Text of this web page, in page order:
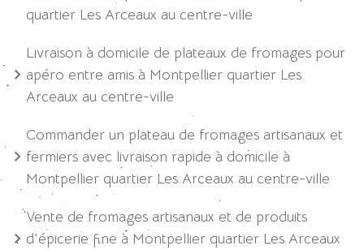
quartier Les Arceaux au centre-ville
Livraison à domicile de plateaux de fromages pour
apéro entre amis à Montpellier quartier Les
Arceaux au centre-ville
Commander un plateau de fromages artisanaux et
fermiers avec livraison rapide à domicile à
Montpellier quartier Les Arceaux au centre-ville
Vente de fromages artisanaux et de produits
d'épicerie fine à Montpellier quartier Les Arceaux